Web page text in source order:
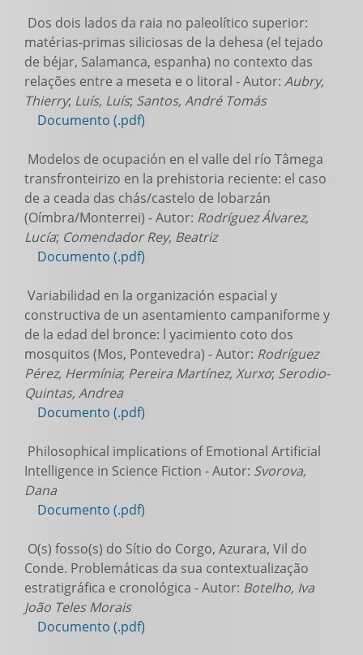
Dos dois lados da raia no paleolítico superior:
matérias-primas siliciosas de la dehesa (el tejado
de béjar, Salamanca, espanha) no contexto das
relações entre a meseta e o litoral - Autor: Aubry,
Thierry; Luís, Luís; Santos, André Tomás
Documento (.pdf)
Modelos de ocupación en el valle del río Tâmega
transfronteirizo en la prehistoria reciente: el caso
de a ceada das chás/castelo de lobarzán
(Oímbra/Monterrei) - Autor: Rodríguez Álvarez,
Lucía; Comendador Rey, Beatriz
Documento (.pdf)
Variabilidad en la organización espacial y
constructiva de un asentamiento campaniforme y
de la edad del bronce: l yacimiento coto dos
mosquitos (Mos, Pontevedra) - Autor: Rodríguez
Pérez, Hermínia; Pereira Martínez, Xurxo; Serodio-
Quintas, Andrea
Documento (.pdf)
Philosophical implications of Emotional Artificial
Intelligence in Science Fiction - Autor: Svorova,
Dana
Documento (.pdf)
O(s) fosso(s) do Sítio do Corgo, Azurara, Vil do
Conde. Problemáticas da sua contextualização
estratigráfica e cronológica - Autor: Botelho, Iva
João Teles Morais
Documento (.pdf)